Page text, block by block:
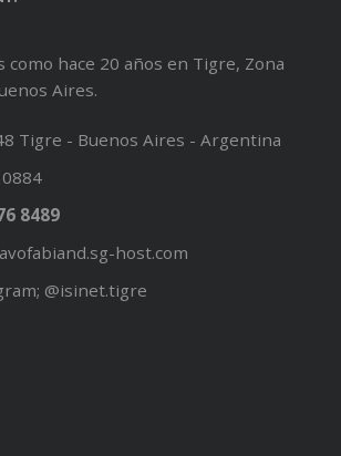
como hace 20 años en Tigre, Zona
Aires.
Tigre - Buenos Aires - Argentina
8489
host.com
@isinet.tigre